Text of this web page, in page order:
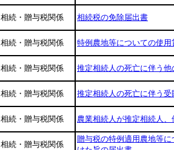
相続・贈与税関係 相続税の免除届出書
相続・贈与税関係 特例農地等についての使
相続・贈与税関係 推定相続人の死亡に伴う
相続・贈与税関係 推定相続人の死亡に伴う
相続・贈与税関係 農業相続人が推定相続人
相続・贈与税関係
贈与税の特例適用農地等